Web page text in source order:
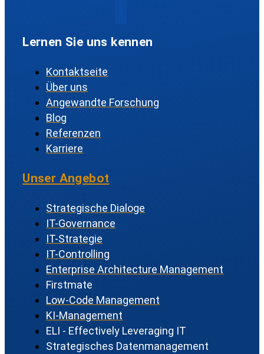
Lernen Sie uns kennen
Kontaktseite
Über uns
Angewandte Forschung
Blog
Referenzen
Karriere
Unser Angebot
Strategische Dialoge
IT-Governance
IT-Strategie
IT-Controlling
Enterprise Architecture Management
Firstmate
Low-Code Management
KI-Management
ELI - Effectively Leveraging IT
Strategisches Datenmanagement